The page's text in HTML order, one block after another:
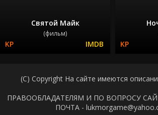
Святой Майк
(фильм)
(C) Copyright На сайте имеются
ПРАВООБЛАДАТЕЛЯМ И ПО ВОПРОСУ
ПОЧТА -